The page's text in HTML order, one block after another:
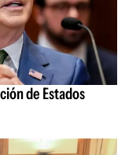
de Estados